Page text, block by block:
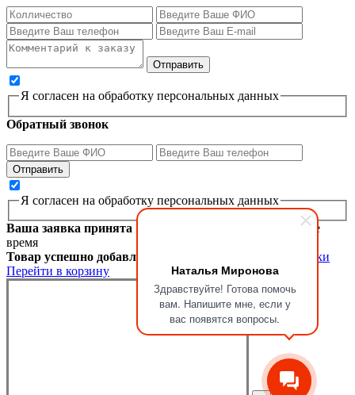
Наталья Миронова
Здравствуйте! Готова помочь
вам. Напишите мне, если у
вас появятся вопросы.
Я согласен на обработку персональных данных
Обратный звонок
Я согласен на обработку персональных данных
Ваша заявка принята Мы перезвоним вам в ближайшее
время
Товар успешно добавлен в корзину
Продолжить покупки
Перейти в корзину